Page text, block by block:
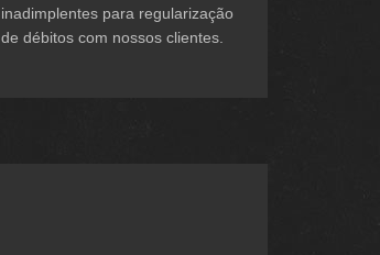
inadimplentes para regularização
de débitos com nossos clientes.